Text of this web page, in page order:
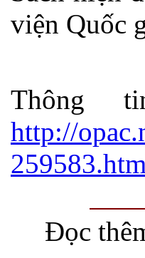
viện Quốc
Thông
http://
Đọc